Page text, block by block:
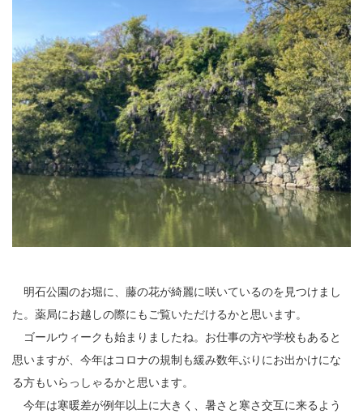
明石公園のお堀に、藤の花が綺麗に咲いているのを見つけまし
た。薬局にお越しの際にもご覧いただけるかと思います。
ゴールウィークも始まりましたね。お仕事の方や学校もあると
思いますが、今年はコロナの規制も緩み数年ぶりにお出かけにな
る方もいらっしゃるかと思います。
今年は寒暖差が例年以上に大きく、暑さと寒さ交互に来るよう
2026年8月
月 火 水 木 金 土 日
1
5
7
8